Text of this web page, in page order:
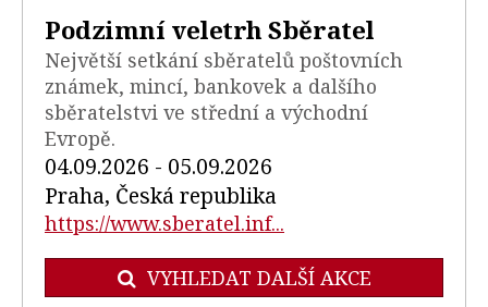
Podzimní veletrh Sběratel
Největší setkání sběratelů poštovních
známek, mincí, bankovek a dalšího
sběratelstvi ve střední a východní
Evropě.
04.09.2026 - 05.09.2026
Praha, Česká republika
https://www.sberatel.inf...
VYHLEDAT DALŠÍ AKCE